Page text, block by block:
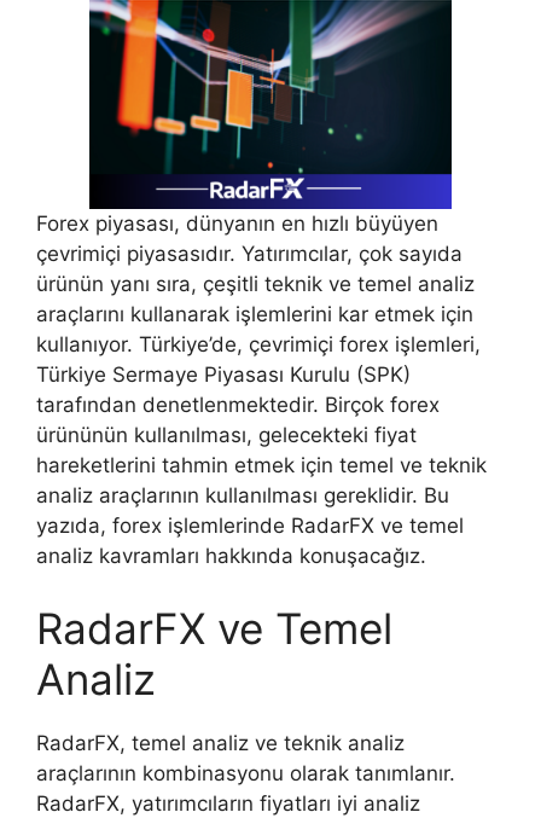
Forex piyasası, dünyanın en hızlı büyüyen
çevrimiçi piyasasıdır. Yatırımcılar, çok sayıda
ürünün yanı sıra, çeşitli teknik ve temel analiz
araçlarını kullanarak işlemlerini kar etmek için
kullanıyor. Türkiye’de, çevrimiçi forex işlemleri,
Türkiye Sermaye Piyasası Kurulu (SPK)
tarafından denetlenmektedir. Birçok forex
ürününün kullanılması, gelecekteki fiyat
hareketlerini tahmin etmek için temel ve teknik
analiz araçlarının kullanılması gereklidir. Bu
yazıda, forex işlemlerinde RadarFX ve temel
analiz kavramları hakkında konuşacağız.
RadarFX ve Temel
Analiz
RadarFX, temel analiz ve teknik analiz
araçlarının kombinasyonu olarak tanımlanır.
RadarFX, yatırımcıların fiyatları iyi analiz